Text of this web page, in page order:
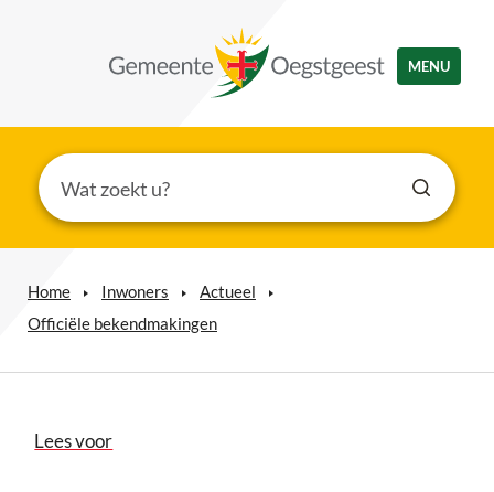
MENU
Home Inwoners
Actueel
Officiële bekendmakingen
Lees voor